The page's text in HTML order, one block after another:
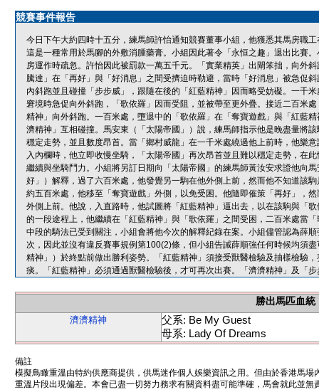
競賽事件報告
今日下午大約四時十五分，練馬師許怡通知競賽董事小組，他獲悉其馬房職
這是一種常用於馬腳的外敷消腫藥膏。小組因此著令「永恒之趣」退出比賽
房運作時疏忽。許怡因此被罰款一萬五千元。「實業精英」出閘笨拙，向外
騰達」在「再好」與「好消息」之間受擠迫時勒避，當時「好消息」被急促
內斜跑並且碰撞「步步威」，跟隨在後的「紅藍精神」因而略受妨礙。一千
窘境時急促向外斜跑，「歌依羅」因而受阻，並被帶至更外疊。接近二百米
精神」向外斜跑。一百米處，墮退中的「歌依羅」在「奪寶遊戲」與「紅藍
濟精神」互相碰撞。馬安東（「太陽帝國」）說，練馬師指示他是晚盡量將
穩定走勢，並且數度昂首。當「鄉村威龍」在一千米處繞過他上前時，他樂
入內欄時，他立即收慢坐騎，「太陽帝國」再次昂首並且難以穩定走勢，在
繼續與坐騎鬥力。小組將另訂日期向「太陽帝國」的練馬師黃汝安求證他向
好」）解釋，過了六百米處，他發覺另一駒在他外側上前，然而他不知道該
約五百米處，他移至「奪寶遊戲」外側，以免受困。他隨即催策「再好」，
外側上前。他說，入直路時，他試圖將「紅藍精神」逼出去，以在該駒與「
的一段途程上，他繼續在「紅藍精神」與「歌依羅」之間受困，二百米處當
中段的騎法已受到關注，小組會將他今次的解釋紀錄在案。小組儘管認為薛
次，因此並沒有違反賽事規例第100(2)條，但小組告誡薛順強任何時候均須
精神」）於終點前做出勝利姿勢。「紅藍精神」須接受獸醫檢驗及抽樣檢驗
痰。「紅藍精神」必須通過獸醫檢驗後，才可再次出賽。「濟濟精神」及「
勝出馬匹血統
濟濟精神
父系: Be My Guest
母系: Lady Of Dreams
備註
模擬鳥瞰重溫由特約供應商提供，供馬迷作個人娛樂資訊之用。但由於香港馬
重溫片段出現偏差。本會已盡一切努力務求有關資料盡可能準確，馬會就此並